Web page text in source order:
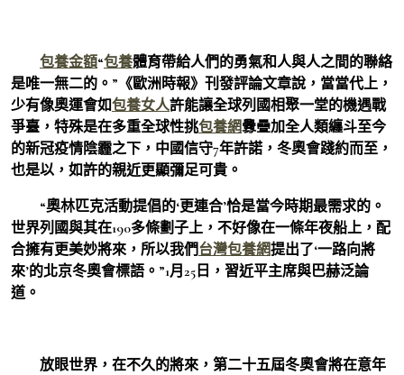
包養金額“包養體育帶給人們的勇氣和人與人之間的聯絡
是唯一無二的。”《歐洲時報》刊發評論文章說，當當代上，
少有像奧運會如包養女人許能讓全球列國相聚一堂的機遇戰
爭臺，特殊是在多重全球性挑包養網釁疊加全人類纏斗至今
的新冠疫情陰霾之下，中國信守7年許諾，冬奧會踐約而至，
也是以，如許的親近更顯彌足可貴。
“奧林匹克活動提倡的‘更連合’恰是當今時期最需求的。
世界列國與其在190多條劃子上，不好像在一條年夜船上，配
合擁有更美妙將來，所以我們台灣包養網提出了‘一路向將
來’的北京冬奧會標語。”1月25日，習近平主席與巴赫泛論
道。
放眼世界，在不久的將來，第二十五屆冬奧會將在意年